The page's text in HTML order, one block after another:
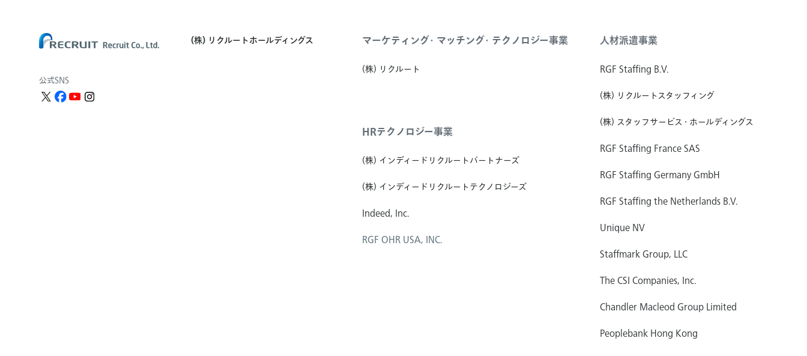
公式SNS
(株) リクルートホールディングス マーケティング・マッチング・テクノロジー事業
(株) リクルート
HRテクノロジー事業
(株) インディードリクルートパートナーズ
(株) インディードリクルートテクノロジーズ
Indeed, Inc.
RGF OHR USA, INC.
人材派遣事業
RGF Staffing B.V.
(株) リクルートスタッフィング
(株) スタッフサービス・ホールディングス
RGF Staffing France SAS
RGF Staffing Germany GmbH
RGF Staffing the Netherlands B.V.
Unique NV
Staffmark Group, LLC
The CSI Companies, Inc.
Chandler Macleod Group Limited
Peoplebank Hong Kong